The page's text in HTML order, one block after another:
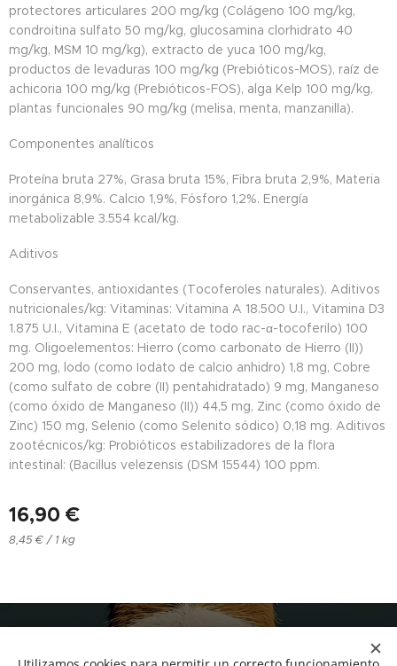
protectores articulares 200 mg/kg (Colágeno 100 mg/kg,
condroitina sulfato 50 mg/kg, glucosamina clorhidrato 40
mg/kg, MSM 10 mg/kg), extracto de yuca 100 mg/kg,
productos de levaduras 100 mg/kg (Prebióticos-MOS), raíz de
achicoria 100 mg/kg (Prebióticos-FOS), alga Kelp 100 mg/kg,
plantas funcionales 90 mg/kg (melisa, menta, manzanilla).
Componentes analíticos
Proteína bruta 27%, Grasa bruta 15%, Fibra bruta 2,9%, Materia
inorgánica 8,9%. Calcio 1,9%, Fósforo 1,2%. Energía
metabolizable 3.554 kcal/kg.
Aditivos
Conservantes, antioxidantes (Tocoferoles naturales). Aditivos
nutricionales/kg: Vitaminas: Vitamina A 18.500 U.I., Vitamina D3
1.875 U.I., Vitamina E (acetato de todo rac-α-tocoferilo) 100
mg. Oligoelementos: Hierro (como carbonato de Hierro (II))
200 mg, lodo (como Iodato de calcio anhidro) 1,8 mg, Cobre
(como sulfato de cobre (II) pentahidratado) 9 mg, Manganeso
(como óxido de Manganeso (II)) 44,5 mg, Zinc (como óxido de
Zinc) 150 mg, Selenio (como Selenito sódico) 0,18 mg. Aditivos
zootécnicos/kg: Probióticos estabilizadores de la flora
intestinal: (Bacillus velezensis (DSM 15544) 100 ppm.
16,90 €
8,45 € / 1 kg